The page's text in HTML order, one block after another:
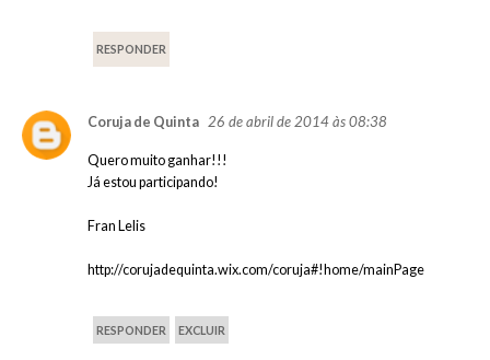
RESPONDER
Coruja de Quinta 26 de abril de 2014 às 08:38
Quero muito ganhar!!!
Já estou participando!
Fran Lelis
http://corujadequinta.wix.com/coruja#!home/mainPage
RESPONDER EXCLUIR